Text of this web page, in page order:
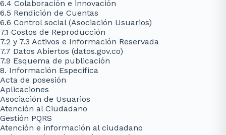
6.4 Colaboración e innovación
6.5 Rendición de Cuentas
6.6 Control social (Asociación Usuarios)
7.1 Costos de Reproducción
7.2 y 7.3 Activos e Información Reservada
7.7 Datos Abiertos (datos.gov.co)
7.9 Esquema de publicación
8. Información Especifica
Acta de posesión
Aplicaciones
Asociación de Usuarios
Atención al Ciudadano
Gestión PQRS
Atención e información al ciudadano